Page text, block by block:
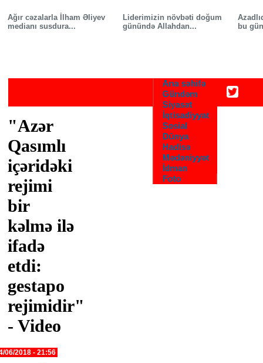
Ağır cəzalarla İlham Əliyev
medianı susdura...
Liderimizin növbəti doğum
günündə Allahdan...
bu
Ana səhifə
Gündəm
Siyasət
İqtisadiyyat
Sosial
Dünya
Hadisə
Mədəniyyət
İdman
Foto
"Azər
Qasımlı
içəridəki
rejimi
bir
kəlmə ilə
ifadə
etdi:
gestapo
rejimidir"
- Video
06/2018 - 21:56